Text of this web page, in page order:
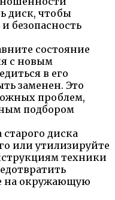
диск, чтобы
безопасность
состояние
с новым
в его
заменен. Это
проблем,
подбором
диска
или утилизируйте
техники
на окружающую